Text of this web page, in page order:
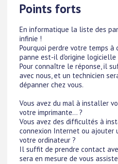
Points forts
En informatique la liste des
infinie !
Pourquoi perdre votre temps à
panne est-il d'origine
Pour connaître le réponse, il
avec nous, et un technicien
dépanner chez vous.
Vous avez du mal à installer
votre imprimante... ?
Vous avez des difficultés à
connexion Internet ou ajouter
votre ordinateur ?
Il suffit de prendre contact
sera en mesure de vous